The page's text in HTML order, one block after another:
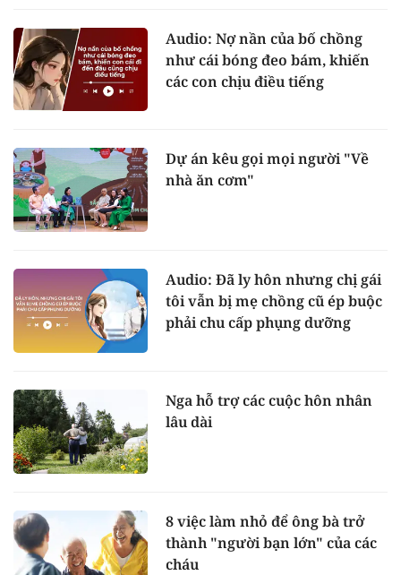
Audio: Nợ nần của bố chồng
như cái bóng đeo bám, khiến
các con chịu điều tiếng
Dự án kêu gọi mọi người "Về
nhà ăn cơm"
Audio: Đã ly hôn nhưng chị gái
tôi vẫn bị mẹ chồng cũ ép buộc
phải chu cấp phụng dưỡng
Nga hỗ trợ các cuộc hôn nhân
lâu dài
8 việc làm nhỏ để ông bà trở
thành "người bạn lớn" của các
cháu